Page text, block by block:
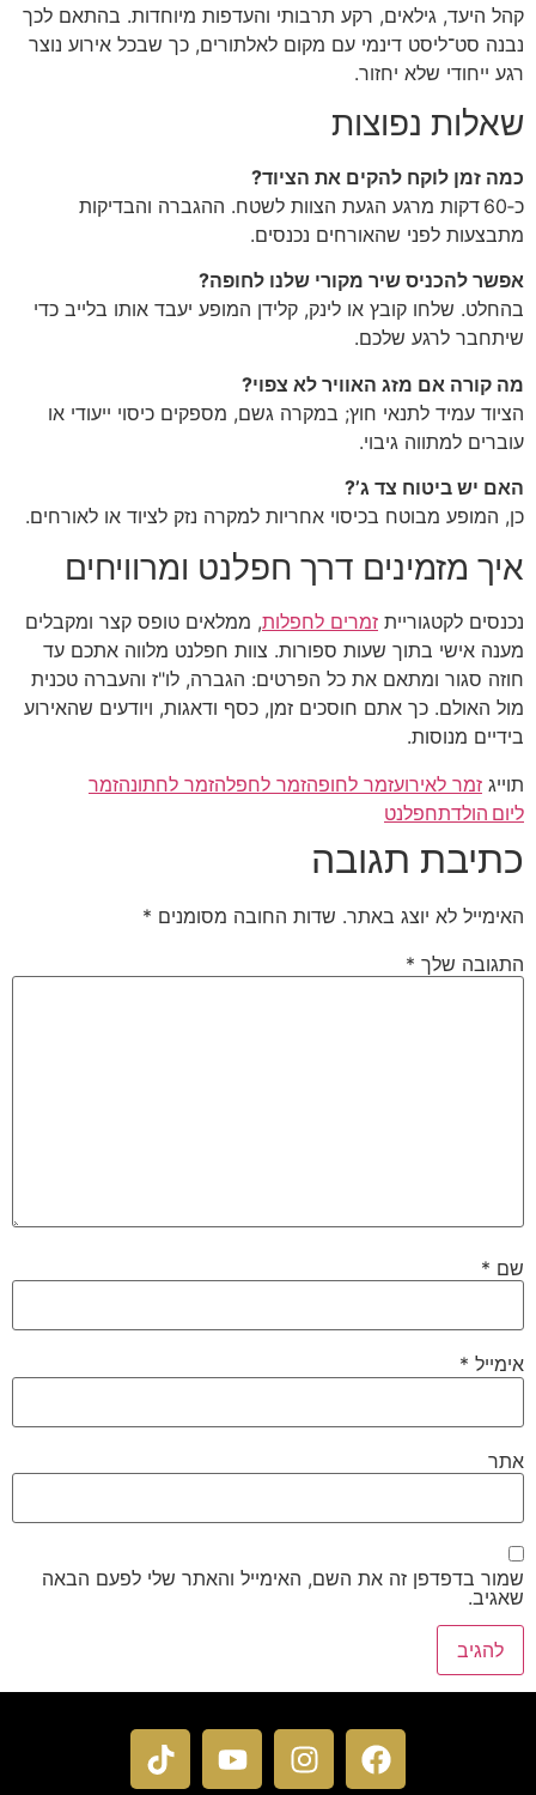
קהל היעד, גילאים, רקע תרבותי והעדפות מיוחדות. בהתאם לכך
נבנה סט־ליסט דינמי עם מקום לאלתורים, כך שבכל אירוע נוצר
רגע ייחודי שלא יחזור.
שאלות נפוצות
כמה זמן לוקח להקים את הציוד?
כ‑60 דקות מרגע הגעת הצוות לשטח. ההגברה והבדיקות
מתבצעות לפני שהאורחים נכנסים.
אפשר להכניס שיר מקורי שלנו לחופה?
בהחלט. שלחו קובץ או לינק, קלידן המופע יעבד אותו בלייב כדי
שיתחבר לרגע שלכם.
מה קורה אם מזג האוויר לא צפוי?
הציוד עמיד לתנאי חוץ; במקרה גשם, מספקים כיסוי ייעודי או
עוברים למתווה גיבוי.
האם יש ביטוח צד ג’?
כן, המופע מבוטח בכיסוי אחריות למקרה נזק לציוד או לאורחים.
איך מזמינים דרך חפלנט ומרוויחים
נכנסים לקטגוריית זמרים לחפלות, ממלאים טופס קצר ומקבלים
מענה אישי בתוך שעות ספורות. צוות חפלנט מלווה אתכם עד
חוזה סגור ומתאם את כל הפרטים: הגברה, לו"ז והעברה טכנית
מול האולם. כך אתם חוסכים זמן, כסף ודאגות, ויודעים שהאירוע
בידיים מנוסות.
תוייג זמר לאירועזמר לחופהזמר לחפלהזמר לחתונהזמר
ליום הולדתחפלנט
כתיבת תגובה
האימייל לא יוצג באתר. שדות החובה מסומנים *
התגובה שלך *
שם *
אימייל *
אתר
שמור בדפדפן זה את השם, האימייל והאתר שלי לפעם הבאה
שאגיב.